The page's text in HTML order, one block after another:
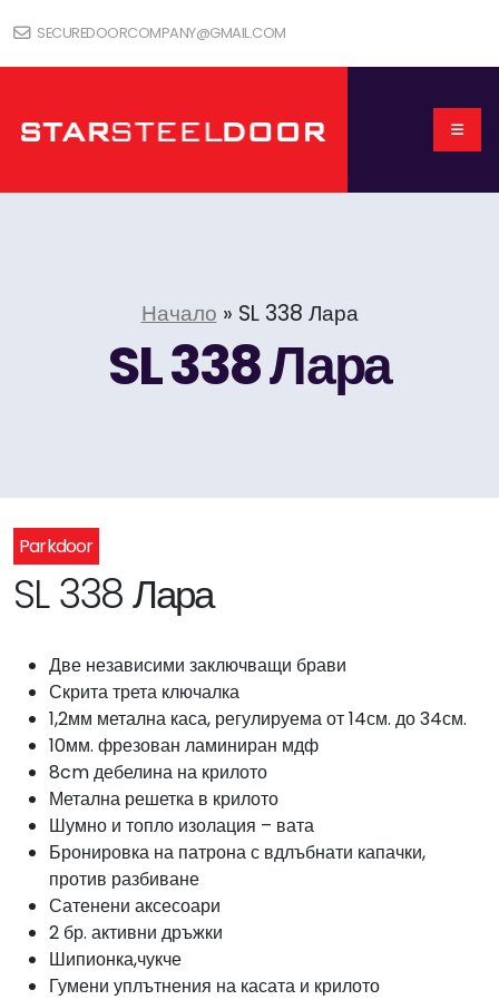
SECUREDOORCOMPANY@GMAIL.COM
Начало » SL 338 Лара
SL 338 Лара
Parkdoor
SL 338 Лара
Две независими заключващи брави
Скрита трета ключалка
1,2мм метална каса, регулируема от 14см. до 34см.
10мм. фрезован ламиниран мдф
8cm дебелина на крилото
Метална решетка в крилото
Шумно и топло изолация – вата
Бронировка на патрона с вдлъбнати капачки,
против разбиване
Сатенени аксесоари
2 бр. активни дръжки
Шипионка,чукче
Гумени уплътнения на касата и крилото